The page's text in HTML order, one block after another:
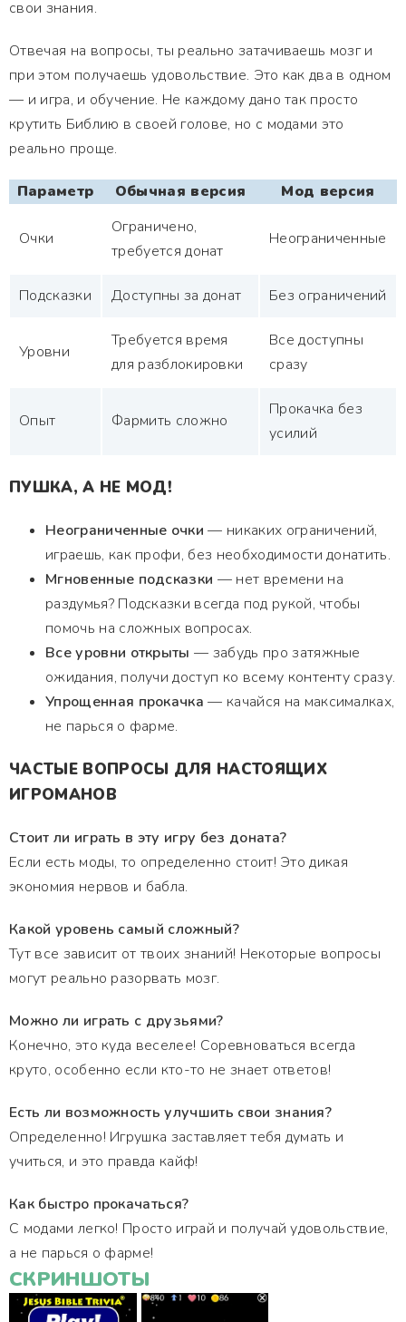
свои знания.
Отвечая на вопросы, ты реально затачиваешь мозг и
при этом получаешь удовольствие. Это как два в одном
— и игра, и обучение. Не каждому дано так просто
крутить Библию в своей голове, но с модами это
реально проще.
Параметр Обычная версия Мод версия
Очки
Ограничено,
требуется донат
Неограниченные
Подсказки Доступны за донат Без ограничений
Уровни
Требуется время
для разблокировки
Все доступны
сразу
Опыт Фармить сложно
Прокачка без
усилий
ПУШКА, А НЕ МОД!
Неограниченные очки — никаких ограничений,
играешь, как профи, без необходимости донатить.
Мгновенные подсказки — нет времени на
раздумья? Подсказки всегда под рукой, чтобы
помочь на сложных вопросах.
Все уровни открыты — забудь про затяжные
ожидания, получи доступ ко всему контенту сразу.
Упрощенная прокачка — качайся на максималках,
не парься о фарме.
ЧАСТЫЕ ВОПРОСЫ ДЛЯ НАСТОЯЩИХ
ИГРОМАНОВ
Стоит ли играть в эту игру без доната?
Если есть моды, то определенно стоит! Это дикая
экономия нервов и бабла.
Какой уровень самый сложный?
Тут все зависит от твоих знаний! Некоторые вопросы
могут реально разорвать мозг.
Можно ли играть с друзьями?
Конечно, это куда веселее! Соревноваться всегда
круто, особенно если кто-то не знает ответов!
Есть ли возможность улучшить свои знания?
Определенно! Игрушка заставляет тебя думать и
учиться, и это правда кайф!
Как быстро прокачаться?
С модами легко! Просто играй и получай удовольствие,
а не парься о фарме!
СКРИНШОТЫ